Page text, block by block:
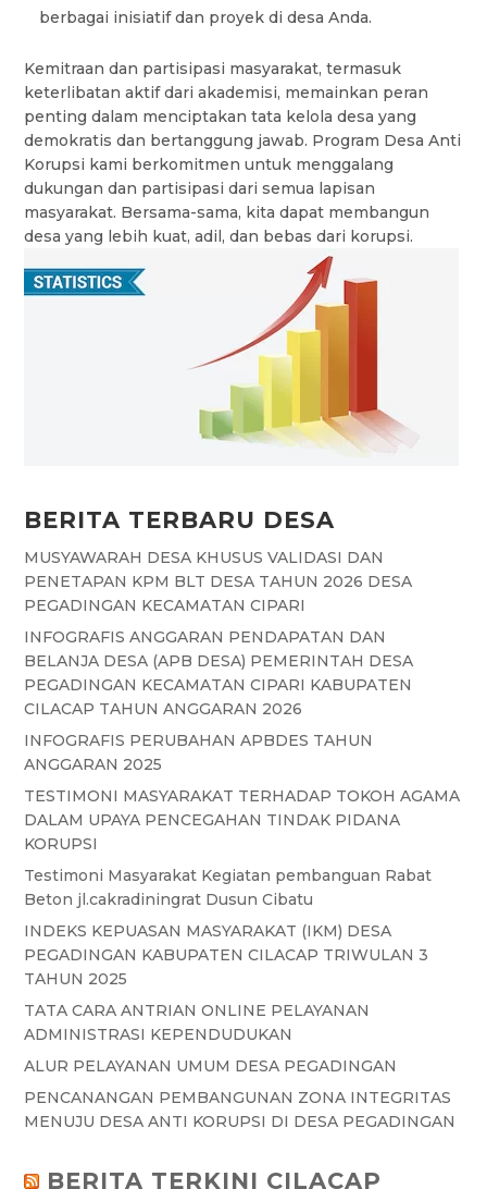
berbagai inisiatif dan proyek di desa Anda.
Kemitraan dan partisipasi masyarakat, termasuk
keterlibatan aktif dari akademisi, memainkan peran
penting dalam menciptakan tata kelola desa yang
demokratis dan bertanggung jawab. Program Desa Anti
Korupsi kami berkomitmen untuk menggalang
dukungan dan partisipasi dari semua lapisan
masyarakat. Bersama-sama, kita dapat membangun
desa yang lebih kuat, adil, dan bebas dari korupsi.
BERITA TERBARU DESA
MUSYAWARAH DESA KHUSUS VALIDASI DAN
PENETAPAN KPM BLT DESA TAHUN 2026 DESA
PEGADINGAN KECAMATAN CIPARI
INFOGRAFIS ANGGARAN PENDAPATAN DAN
BELANJA DESA (APB DESA) PEMERINTAH DESA
PEGADINGAN KECAMATAN CIPARI KABUPATEN
CILACAP TAHUN ANGGARAN 2026
INFOGRAFIS PERUBAHAN APBDES TAHUN
ANGGARAN 2025
TESTIMONI MASYARAKAT TERHADAP TOKOH AGAMA
DALAM UPAYA PENCEGAHAN TINDAK PIDANA
KORUPSI
Testimoni Masyarakat Kegiatan pembanguan Rabat
Beton jl.cakradiningrat Dusun Cibatu
INDEKS KEPUASAN MASYARAKAT (IKM) DESA
PEGADINGAN KABUPATEN CILACAP TRIWULAN 3
TAHUN 2025
TATA CARA ANTRIAN ONLINE PELAYANAN
ADMINISTRASI KEPENDUDUKAN
ALUR PELAYANAN UMUM DESA PEGADINGAN
PENCANANGAN PEMBANGUNAN ZONA INTEGRITAS
MENUJU DESA ANTI KORUPSI DI DESA PEGADINGAN
BERITA TERKINI CILACAP